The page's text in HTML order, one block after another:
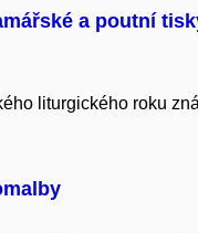
a poutní
liturgického roku